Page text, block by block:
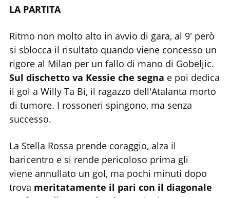
LA PARTITA
Ritmo non molto alto in avvio di gara, al 9' però
si sblocca il risultato quando viene concesso un
rigore al Milan per un fallo di mano di Gobeljic.
Sul dischetto va Kessie che segna e poi dedica
il gol a Willy Ta Bi, il ragazzo dell'Atalanta morto
di tumore. I rossoneri spingono, ma senza
successo.
La Stella Rossa prende coraggio, alza il
baricentro e si rende pericoloso prima gli
viene annullato un gol, ma pochi minuti dopo
trova meritatamente il pari con il diagonale